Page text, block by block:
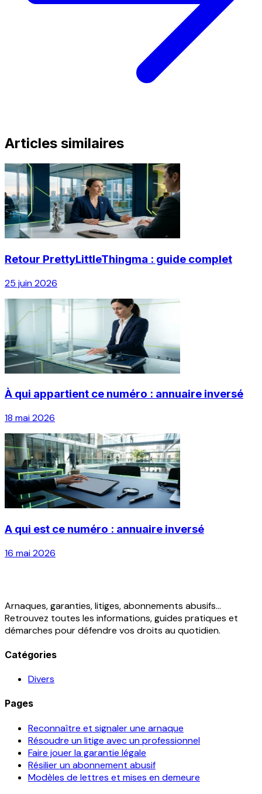
Articles similaires
Retour PrettyLittleThingma : guide complet
25 juin 2026
À qui appartient ce numéro : annuaire inversé
18 mai 2026
A qui est ce numéro : annuaire inversé
16 mai 2026
Arnaques, garanties, litiges, abonnements abusifs...
Retrouvez toutes les informations, guides pratiques et
démarches pour défendre vos droits au quotidien.
Catégories
Divers
Pages
Reconnaître et signaler une arnaque
Résoudre un litige avec un professionnel
Faire jouer la garantie légale
Résilier un abonnement abusif
Modèles de lettres et mises en demeure